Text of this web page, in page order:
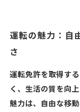
運転の魅力：自
さ
運転免許を取得す
く、生活の質を向
魅力は、自由な移